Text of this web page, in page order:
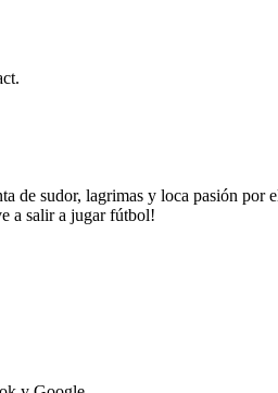
de sudor, lagrimas y loca pasión por
a salir a jugar fútbol!